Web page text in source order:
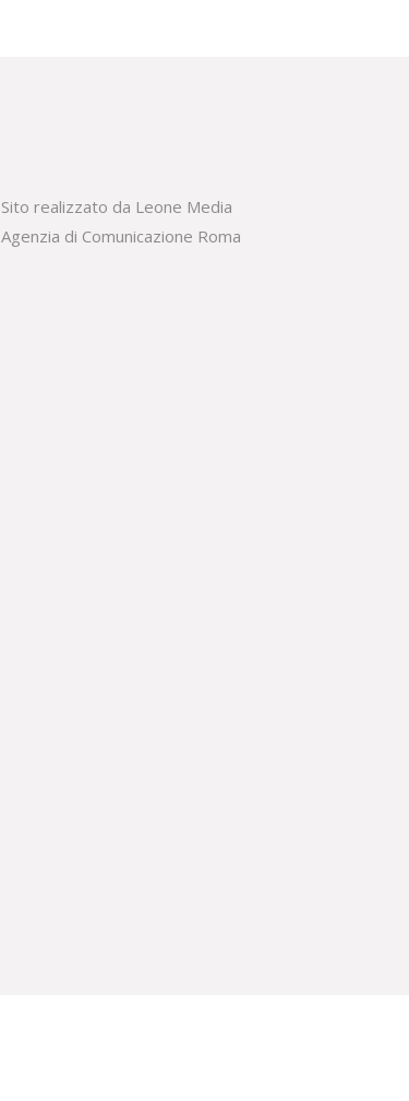
Sito realizzato da Leone Media
Agenzia di Comunicazione Roma